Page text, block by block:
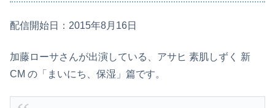
配信開始日：2015年8月16日
加藤ローサさんが出演している、アサヒ 素肌しずく 新
CM の「まいにち、保湿」篇です。